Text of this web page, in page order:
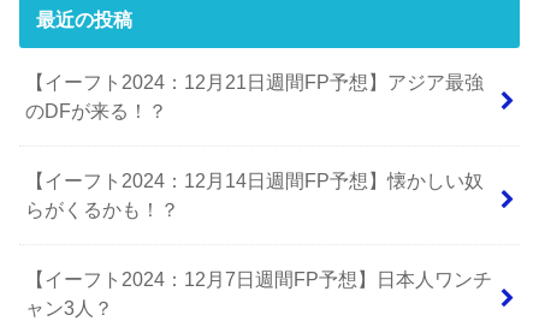
最近の投稿
【イーフト2024：12月21日週間FP予想】アジア最強
のDFが来る！？
【イーフト2024：12月14日週間FP予想】懐かしい奴
らがくるかも！？
【イーフト2024：12月7日週間FP予想】日本人ワンチ
ャン3人？